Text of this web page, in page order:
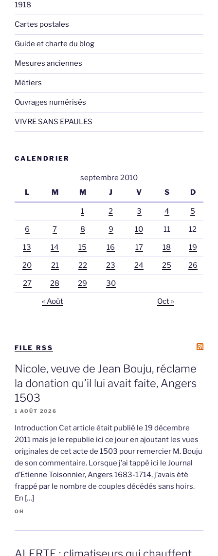
1918
Cartes postales
Guide et charte du blog
Mesures anciennes
Métiers
Ouvrages numérisés
VIVRE SANS EPAULES
CALENDRIER
septembre 2010
L
M M J V S D
1 2 3 4 5
6 7 8 9 10 11 12
13 14 15 16 17 18 19
20 21 22 23 24 25 26
27 28 29 30
« Août Oct »
FILE RSS
Nicole, veuve de Jean Bouju, réclame
la donation qu’il lui avait faite, Angers
1503
1 AOÛT 2026
Introduction Cet article était publié le 19 décembre
2011 mais je le republie ici ce jour en ajoutant les vues
originales de cet acte de 1503 pour remercier M. Bouju
de son commentaire. Lorsque j’ai tappé ici le Journal
d’Etienne Toisonnier, Angers 1683-1714, j’avais été
frappé par le nombre de couples décédés sans hoirs.
En […]
OH